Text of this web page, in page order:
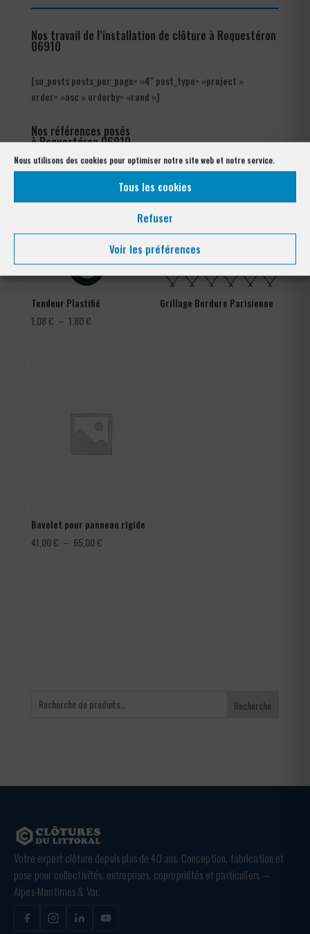
Nous utilisons des cookies pour optimiser notre site web et notre service.
Tous les cookies
Refuser
Voir les préférences
Nos travail de l’installation de clôture à Roquestéron
06910
[su_posts posts_per_page= »4″ post_type= »project »
order= »asc » orderby= »rand »]
Nos références posés
à Roquestéron 06910
Tendeur Plastifié
1,08€ – 1,80€Plage
Grillage Bordure Parisienne
Bavolet pour panneau rigide
41,00€ – 65,00€Plage
Recherche
Votre expert clôture depuis plus de 40 ans. Conception, fabrication et
pose pour collectivités, entreprises, copropriétés et particuliers —
Alpes-Maritimes & Var.